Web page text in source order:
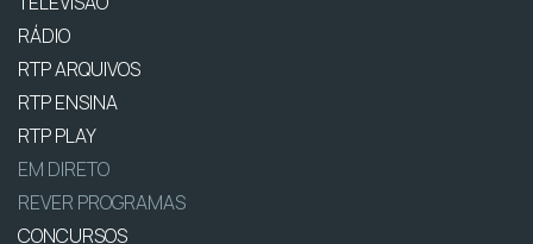
RÁDIO
RTP ARQUIVOS
RTP ENSINA
RTP PLAY
EM DIRETO
REVER PROGRAMAS
CONCURSOS